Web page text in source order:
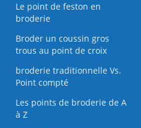
Le point de feston en
broderie
Broder un coussin gros
trous au point de croix
broderie traditionnelle Vs.
Point compté
Les points de broderie de A
à Z